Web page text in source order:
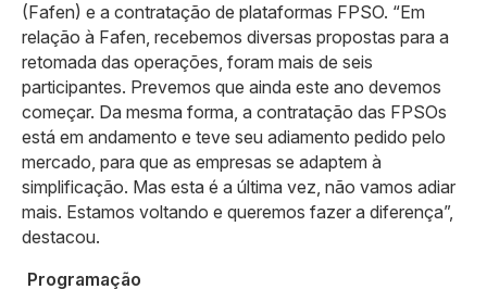
(Fafen) e a contratação de plataformas FPSO. “Em
relação à Fafen, recebemos diversas propostas para a
retomada das operações, foram mais de seis
participantes. Prevemos que ainda este ano devemos
começar. Da mesma forma, a contratação das FPSOs
está em andamento e teve seu adiamento pedido pelo
mercado, para que as empresas se adaptem à
simplificação. Mas esta é a última vez, não vamos adiar
mais. Estamos voltando e queremos fazer a diferença”,
destacou.
Programação